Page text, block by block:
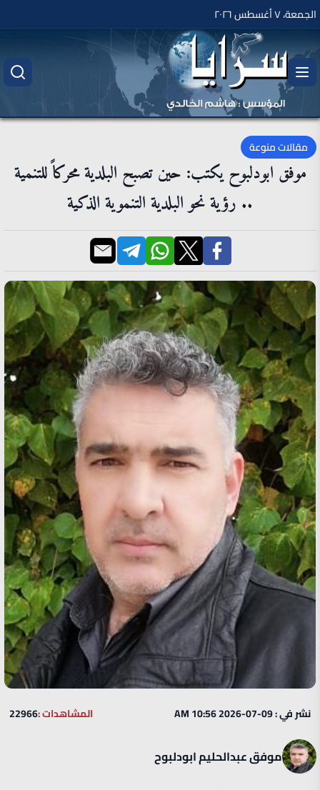
الجمعة، ٧ أغسطس ٢٠٢٦
مقالات منوعة
موفق ابودلبوح يكتب: حين تصبح البلدية محركاً للتنمية
.. رؤية نحو البلدية التنموية الذكية
نشر في : 09-07-2026 10:56 AM المشاهدات :22966
موفق عبدالحليم ابودلبوح